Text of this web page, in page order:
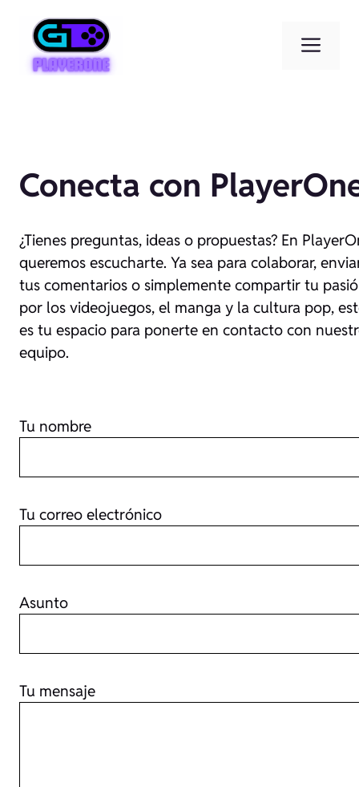
contenido
Conecta con
¿Tienes preguntas, ideas o propuestas? En
queremos escucharte. Ya sea para colaborar,
tus comentarios o simplemente compartir tu
por los videojuegos, el manga y la cultura pop,
es tu espacio para ponerte en contacto con
equipo.
Tu nombre
Tu correo electrónico
Asunto
Tu mensaje